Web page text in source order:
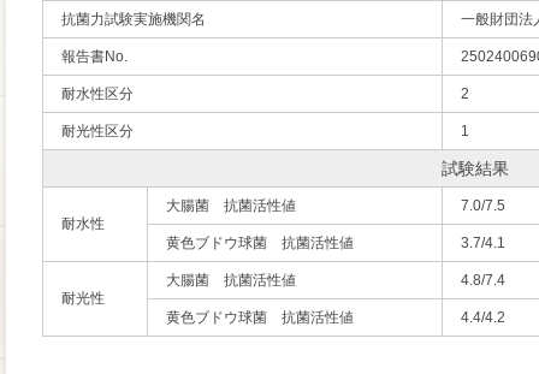
抗菌力試験実施機関名 一般財団法
報告書No.
耐水性区分 2
耐光性区分 1
試験結果
耐水性
大腸菌 抗菌活性値 7.0/7.5
黄色ブドウ球菌 抗菌活性値 3.7/4.1
耐光性
大腸菌 抗菌活性値 4.8/7.4
黄色ブドウ球菌 抗菌活性値 4.4/4.2